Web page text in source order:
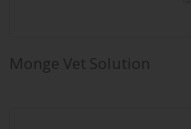
Monge Vet Solution